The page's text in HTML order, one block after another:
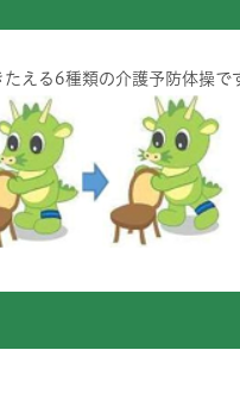
える6種類の介護予防体操で